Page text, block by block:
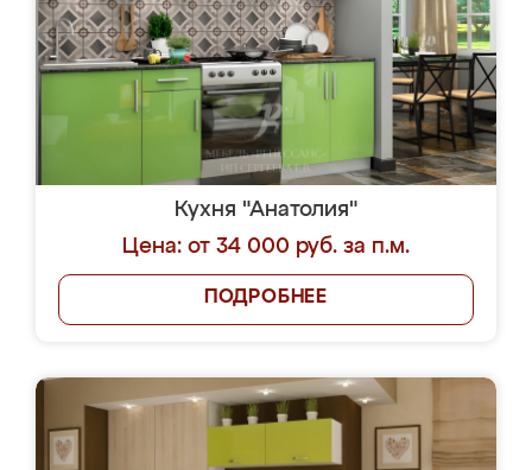
Кухня "Анатолия"
Цена: от 34 000 руб. за п.м.
ПОДРОБНЕЕ